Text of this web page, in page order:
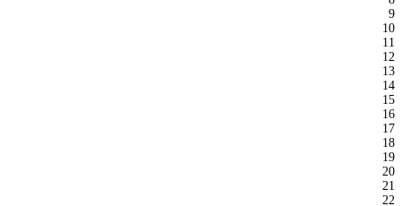
9
10
11
12
13
14
15
16
17
18
19
20
21
22